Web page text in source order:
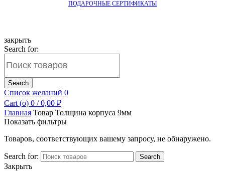
ПОДАРОЧНЫЕ СЕРТИФИКАТЫ
закрыть
Search for:
Search
Список желаний 0
Cart (o) 0 / 0,00 ₽
Главная Товар Толщина корпуса 9мм
Показать фильтры
Товаров, соответствующих вашему запросу, не обнаружено.
Search for: Search
Закрыть